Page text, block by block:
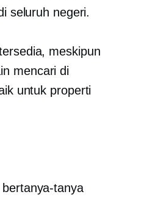
seluruh negeri.
meskipun
mencari di
untuk properti
tanya